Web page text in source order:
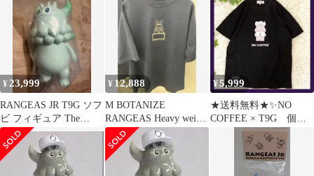
¥ 23,999
RANGEAS JR T9G ソフ
ビ フィギュア The
Little Hut
¥ 12,888
M BOTANIZE
RANGEAS Heavy weight
Tee t9g
¥5,999
★送料無料★✨NO
COFFEE × T9G 個展
開催記念 Tシャツ ブラ